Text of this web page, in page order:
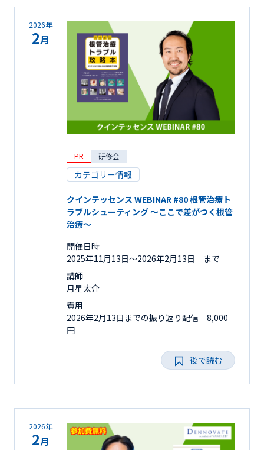
2026年
2月
PR 研修会
カテゴリー情報
クインテッセンス WEBINAR #80 根管治療ト
ラブルシューティング ～ここで差がつく根管
治療～
開催日時
2025年11月13日〜2026年2月13日 まで
講師
月星太介
費用
2026年2月13日までの振り返り配信 8,000
円
後で読む
2026年
2月